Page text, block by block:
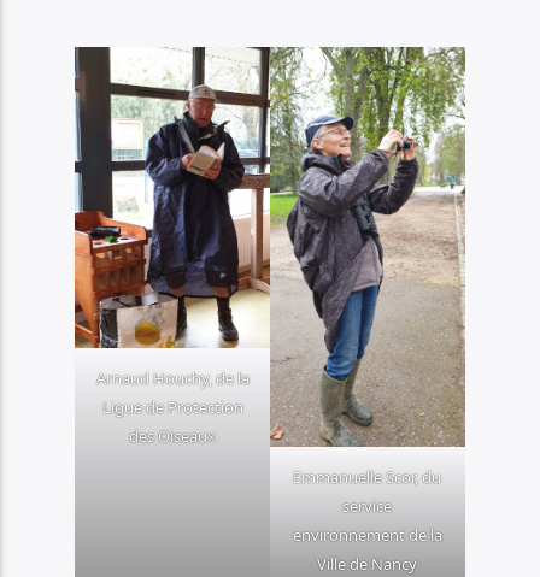
Arnaud Houchy, de la
Ligue de Protection
des Oiseaux
Emmanuelle Scor, du
service
environnement de la
Ville de Nancy